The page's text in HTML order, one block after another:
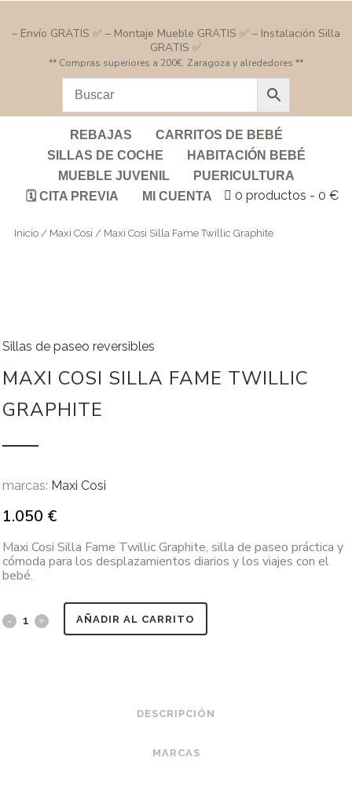
– Envío GRATIS ✅ – Montaje Mueble GRATIS ✅ – Instalación Silla
GRATIS ✅
** Compras superiores a 200€. Zaragoza y alrededores **
REBAJAS
CARRITOS DE BEBÉ
SILLAS DE COCHE
HABITACIÓN BEBÉ
MUEBLE JUVENIL
PUERICULTURA
🗓️ CITA PREVIA
MI CUENTA 0 productos 0 €
Inicio / Maxi Cosi / Maxi Cosi Silla Fame Twillic Graphite
Sillas de paseo reversibles
MAXI COSI SILLA FAME TWILLIC
GRAPHITE
marcas: Maxi Cosi
1.050 €
Maxi Cosi Silla Fame Twillic Graphite, silla de paseo práctica y
cómoda para los desplazamientos diarios y los viajes con el
bebé.
AÑADIR AL CARRITO
DESCRIPCIÓN
MARCAS